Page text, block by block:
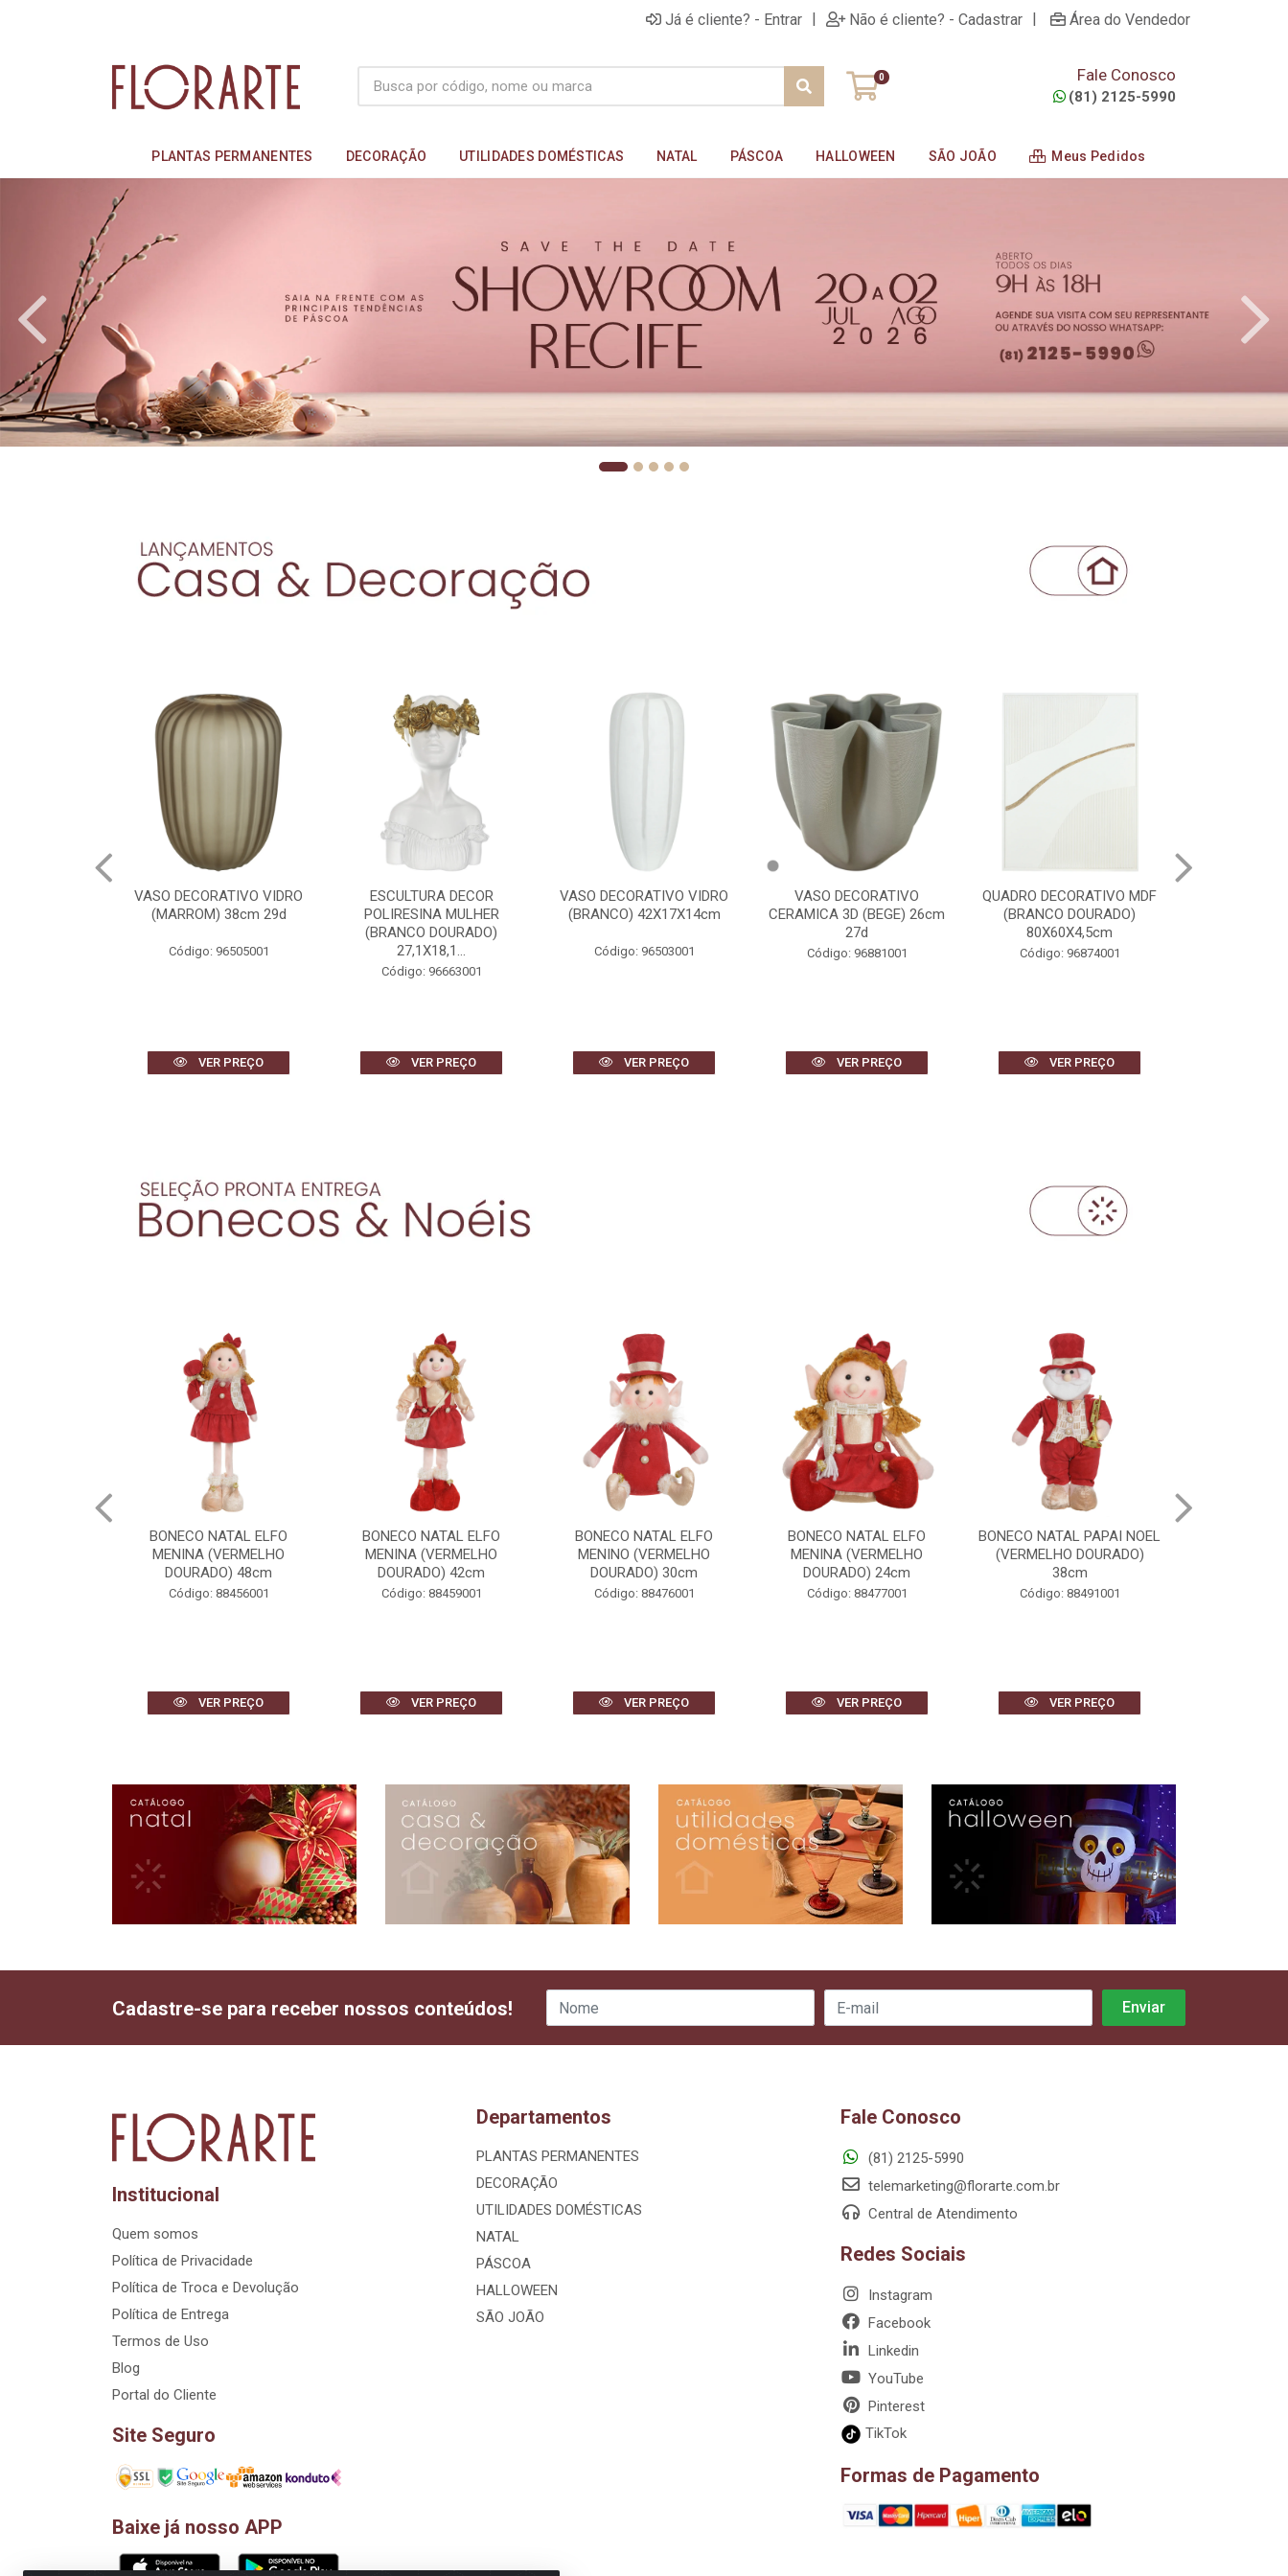
Já é cliente? - Entrar | Não é cliente? - Cadastrar | Área do Vendedor
0 Fale Conosco
(81) 2125-5990
PLANTAS PERMANENTES DECORAÇÃO UTILIDADES DOMÉSTICAS NATAL PÁSCOA HALLOWEEN SÃO JOÃO Meus Pedidos
ESCULTURA DECOR
POLIRESINA MULHER
27,1X18,1...
VER PREÇO
VASO DECORATIVO VIDRO
(BRANCO) 42X17X14cm
Código: 96503001
VER PREÇO
VASO DECORATIVO
CERAMICA 3D (BEGE) 26cm
Código: 96881001
VER PREÇO
QUADRO DECORATIVO MDF
(BRANCO DOURADO)
80X60X4,5cm
Código: 96874001
VER PREÇO
CACHEPOT DECORATVIO
CIMENTO FOLHAS (BEGE)
23,5cm 26d
Código: 97024001
VER PREÇO
BONECO NATAL ELFO
MENINA (VERMELHO
DOURADO) 48cm
Código: 88456001
VER PREÇO
BONECO NATAL ELFO
MENINA (VERMELHO
DOURADO) 42cm
Código: 88459001
VER PREÇO
BONECO NATAL ELFO
MENINO (VERMELHO
DOURADO) 30cm
Código: 88476001
VER PREÇO
BONECO NATAL ELFO
MENINA (VERMELHO
DOURADO) 24cm
Código: 88477001
VER PREÇO
BONECO NATAL PAPAI NOEL
(VERMELHO DOURADO)
38cm
Código: 88491001
VER PREÇO
Cadastre-se para receber nossos conteúdos!
Institucional
Quem somos
Política de Privacidade
Política de Troca e Devolução
Política de Entrega
Termos de Uso
Blog
Portal do Cliente
Site Seguro
Baixe já nosso APP
Departamentos
PLANTAS PERMANENTES
DECORAÇÃO
UTILIDADES DOMÉSTICAS
NATAL
PÁSCOA
HALLOWEEN
SÃO JOÃO
Fale Conosco
(81) 2125-5990
telemarketing@florarte.com.br
Central de Atendimento
Redes Sociais
Instagram
Facebook
Linkedin
YouTube
Pinterest
TikTok
Formas de Pagamento